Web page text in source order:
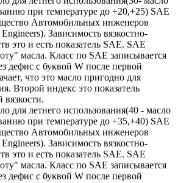
при температуре до +20,+25) SAE
Автомобильных инженеров
Зависимость вязкостно-
это и есть показатель SAE. SAE
масла. Класс по SAE записывается
дефис с буквой W после первой
что это масло пригодно для
Второй индекс это показатель
вязкости.
для летнего использования(40 - масло
при температуре до +35,+40) SAE
Автомобильных инженеров
Зависимость вязкостно-
это и есть показатель SAE. SAE
масла. Класс по SAE записывается
дефис с буквой W после первой